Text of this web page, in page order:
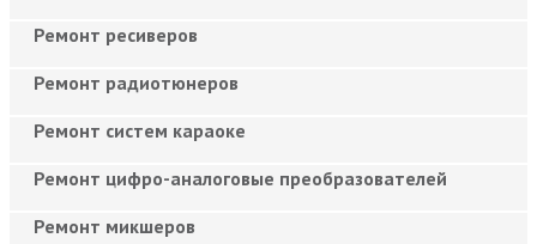
Ремонт ресиверов
Ремонт радиотюнеров
Ремонт систем караоке
Ремонт цифро-аналоговые преобразователей
Ремонт микшеров